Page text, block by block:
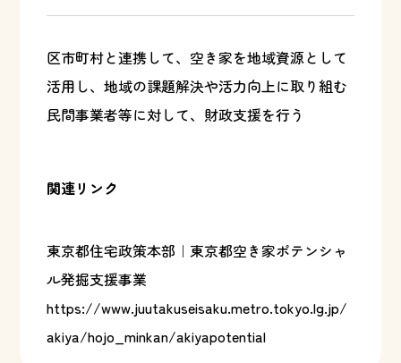
区市町村と連携して、空き家を地域資源として
活用し、地域の課題解決や活力向上に取り組む
民間事業者等に対して、財政支援を行う
関連リンク
東京都住宅政策本部｜東京都空き家ポテンシャ
ル発掘支援事業
https://www.juutakuseisaku.metro.tokyo.lg.jp/
akiya/hojo_minkan/akiyapotential